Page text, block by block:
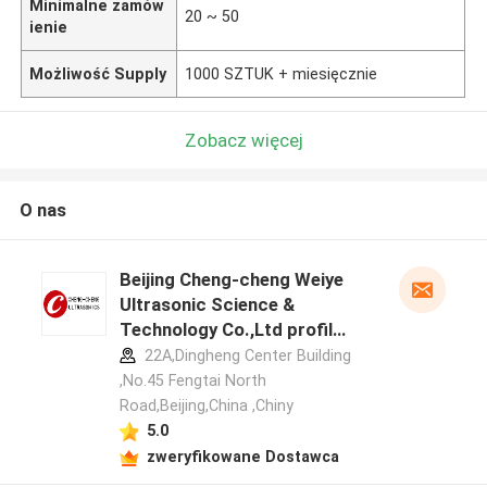
Minimalne zamów
ienie
20 ~ 50
Możliwość Supply 1000 SZTUK + miesięcznie
Zobacz więcej
O nas
Beijing Cheng-cheng Weiye
Ultrasonic Science &
Technology Co.,Ltd profil
producenta
22A,Dingheng Center Building
,No.45 Fengtai North
Road,Beijing,China ,Chiny
5.0
zweryfikowane Dostawca